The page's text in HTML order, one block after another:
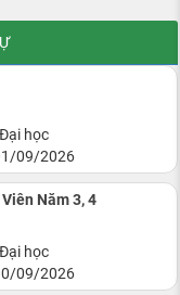
học
09/2026
Năm 3, 4
học
09/2026